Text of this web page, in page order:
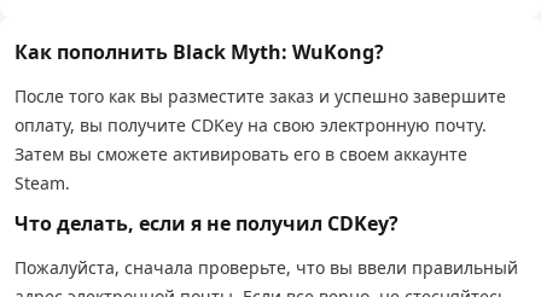
Как пополнить Black Myth: WuKong?
После того как вы разместите заказ и успешно завершите
оплату, вы получите CDKey на свою электронную почту.
Затем вы сможете активировать его в своем аккаунте
Steam.
Что делать, если я не получил CDKey?
Пожалуйста, сначала проверьте, что вы ввели правильный